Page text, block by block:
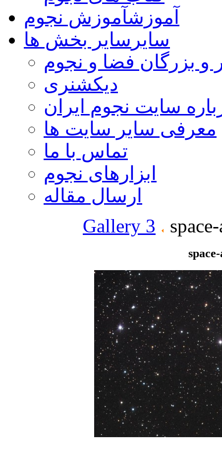
آموزشآموزش نجوم
سایر سایر بخش ها
و بزرگان فضا و نجوم
دیکشنری
سایت نجوم ایران
معرفی سایر سایت ها
تماس با ما
ابزارهای نجوم
ارسال مقاله
Gallery 3